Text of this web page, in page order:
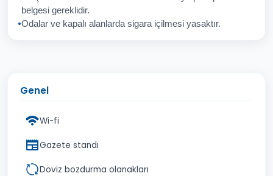
belgesi gereklidir.
Odalar ve kapalı alanlarda sigara içilmesi yasaktır.
Genel
Wi-fi
Gazete standı
Döviz bozdurma olanakları